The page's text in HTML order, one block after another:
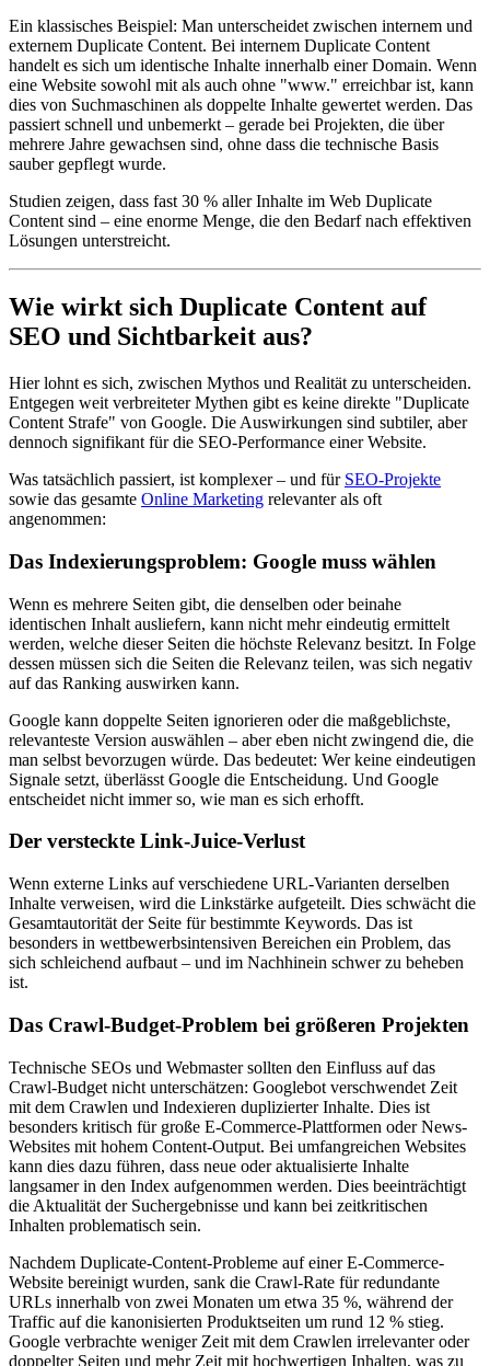
Ein klassisches Beispiel: Man unterscheidet zwischen internem und
externem Duplicate Content. Bei internem Duplicate Content
handelt es sich um identische Inhalte innerhalb einer Domain. Wenn
eine Website sowohl mit als auch ohne "www." erreichbar ist, kann
dies von Suchmaschinen als doppelte Inhalte gewertet werden. Das
passiert schnell und unbemerkt – gerade bei Projekten, die über
mehrere Jahre gewachsen sind, ohne dass die technische Basis
sauber gepflegt wurde.
Studien zeigen, dass fast 30 % aller Inhalte im Web Duplicate
Content sind – eine enorme Menge, die den Bedarf nach effektiven
Lösungen unterstreicht.
Wie wirkt sich Duplicate Content auf
SEO und Sichtbarkeit aus?
Hier lohnt es sich, zwischen Mythos und Realität zu unterscheiden.
Entgegen weit verbreiteter Mythen gibt es keine direkte "Duplicate
Content Strafe" von Google. Die Auswirkungen sind subtiler, aber
dennoch signifikant für die SEO-Performance einer Website.
Was tatsächlich passiert, ist komplexer – und für SEO-Projekte
sowie das gesamte Online Marketing relevanter als oft
angenommen:
Das Indexierungsproblem: Google muss wählen
Wenn es mehrere Seiten gibt, die denselben oder beinahe
identischen Inhalt ausliefern, kann nicht mehr eindeutig ermittelt
werden, welche dieser Seiten die höchste Relevanz besitzt. In Folge
dessen müssen sich die Seiten die Relevanz teilen, was sich negativ
auf das Ranking auswirken kann.
Google kann doppelte Seiten ignorieren oder die maßgeblichste,
relevanteste Version auswählen – aber eben nicht zwingend die, die
man selbst bevorzugen würde. Das bedeutet: Wer keine eindeutigen
Signale setzt, überlässt Google die Entscheidung. Und Google
entscheidet nicht immer so, wie man es sich erhofft.
Der versteckte Link-Juice-Verlust
Wenn externe Links auf verschiedene URL-Varianten derselben
Inhalte verweisen, wird die Linkstärke aufgeteilt. Dies schwächt die
Gesamtautorität der Seite für bestimmte Keywords. Das ist
besonders in wettbewerbsintensiven Bereichen ein Problem, das
sich schleichend aufbaut – und im Nachhinein schwer zu beheben
ist.
Das Crawl-Budget-Problem bei größeren Projekten
Technische SEOs und Webmaster sollten den Einfluss auf das
Crawl-Budget nicht unterschätzen: Googlebot verschwendet Zeit
mit dem Crawlen und Indexieren duplizierter Inhalte. Dies ist
besonders kritisch für große E-Commerce-Plattformen oder News-
Websites mit hohem Content-Output. Bei umfangreichen Websites
kann dies dazu führen, dass neue oder aktualisierte Inhalte
langsamer in den Index aufgenommen werden. Dies beeinträchtigt
die Aktualität der Suchergebnisse und kann bei zeitkritischen
Inhalten problematisch sein.
Nachdem Duplicate-Content-Probleme auf einer E-Commerce-
Website bereinigt wurden, sank die Crawl-Rate für redundante
URLs innerhalb von zwei Monaten um etwa 35 %, während der
Traffic auf die kanonisierten Produktseiten um rund 12 % stieg.
Google verbrachte weniger Zeit mit dem Crawlen irrelevanter oder
doppelter Seiten und mehr Zeit mit hochwertigen Inhalten, was zu